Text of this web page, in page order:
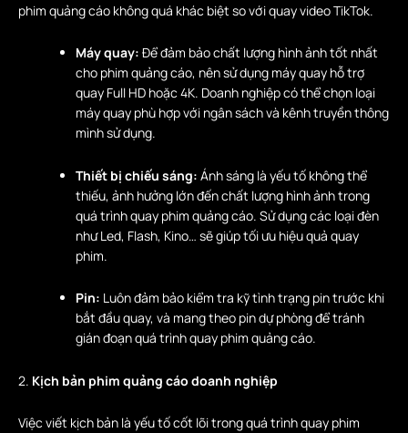
phim quảng cáo không quá khác biệt so với quay video TikTok.
Máy quay: Để đảm bảo chất lượng hình ảnh tốt nhất
cho phim quảng cáo, nên sử dụng máy quay hỗ trợ
quay Full HD hoặc 4K. Doanh nghiệp có thể chọn loại
máy quay phù hợp với ngân sách và kênh truyền thông
mình sử dụng.
Thiết bị chiếu sáng: Ánh sáng là yếu tố không thể
thiếu, ảnh hưởng lớn đến chất lượng hình ảnh trong
quá trình quay phim quảng cáo. Sử dụng các loại đèn
như Led, Flash, Kino… sẽ giúp tối ưu hiệu quả quay
phim.
Pin: Luôn đảm bảo kiểm tra kỹ tình trạng pin trước khi
bắt đầu quay, và mang theo pin dự phòng để tránh
gián đoạn quá trình quay phim quảng cáo.
2. Kịch bản phim quảng cáo doanh nghiệp
Việc viết kịch bản là yếu tố cốt lõi trong quá trình quay phim